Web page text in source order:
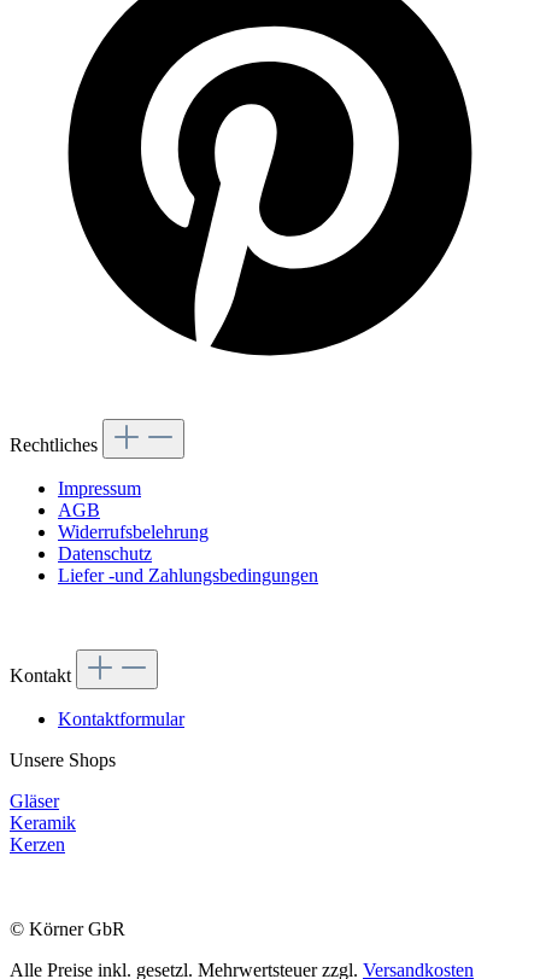
Rechtliches
Impressum
AGB
Widerrufsbelehrung
Datenschutz
Liefer -und Zahlungsbedingungen
Kontakt
Kontaktformular
Unsere Shops
Gläser
Keramik
Kerzen
© Körner GbR
Alle Preise inkl. gesetzl. Mehrwertsteuer zzgl. Versandkosten